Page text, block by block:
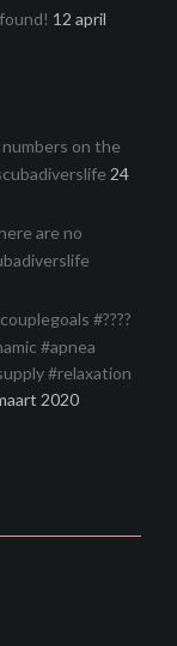
12 april
on the
24
are no
#????
#apnea
#relaxation
2020